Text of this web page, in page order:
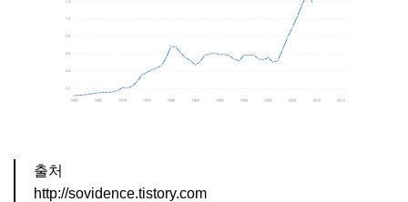
출처
http://sovidence.tistory.com